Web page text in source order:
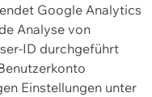
Google Analytics
Analyse von
ID durchgeführt
Einstellungen unter